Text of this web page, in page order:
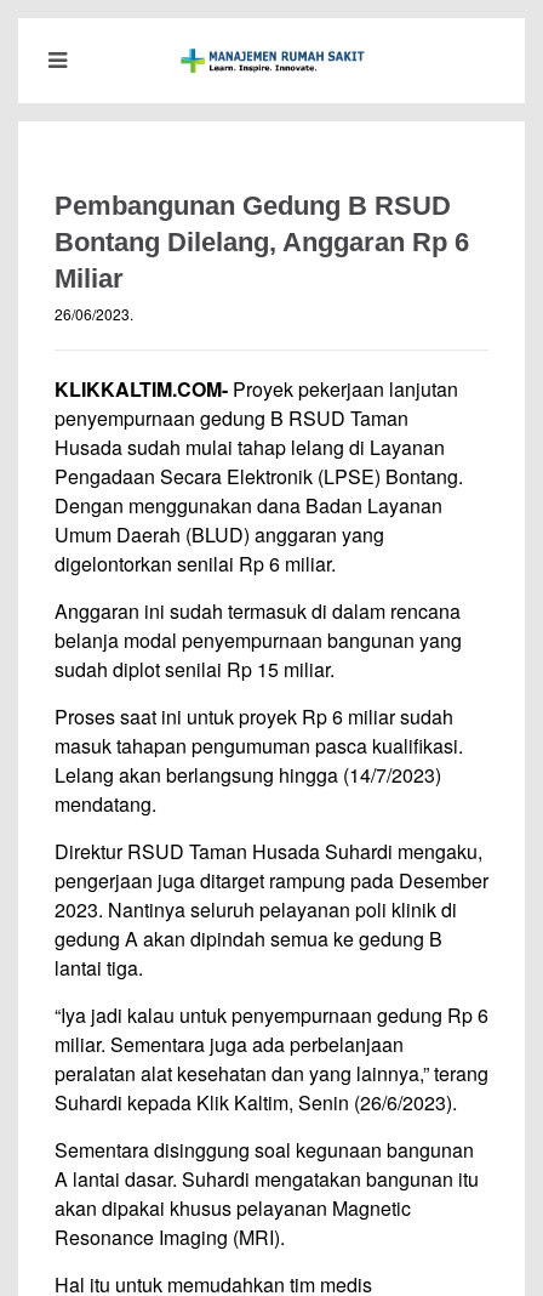
Pembangunan Gedung B RSUD
Bontang Dilelang, Anggaran Rp 6
Miliar
26/06/2023.
KLIKKALTIM.COM- Proyek pekerjaan lanjutan
penyempurnaan gedung B RSUD Taman
Husada sudah mulai tahap lelang di Layanan
Pengadaan Secara Elektronik (LPSE) Bontang.
Dengan menggunakan dana Badan Layanan
Umum Daerah (BLUD) anggaran yang
digelontorkan senilai Rp 6 miliar.
Anggaran ini sudah termasuk di dalam rencana
belanja modal penyempurnaan bangunan yang
sudah diplot senilai Rp 15 miliar.
Proses saat ini untuk proyek Rp 6 miliar sudah
masuk tahapan pengumuman pasca kualifikasi.
Lelang akan berlangsung hingga (14/7/2023)
mendatang.
Direktur RSUD Taman Husada Suhardi mengaku,
pengerjaan juga ditarget rampung pada Desember
2023. Nantinya seluruh pelayanan poli klinik di
gedung A akan dipindah semua ke gedung B
lantai tiga.
“Iya jadi kalau untuk penyempurnaan gedung Rp 6
miliar. Sementara juga ada perbelanjaan
peralatan alat kesehatan dan yang lainnya,” terang
Suhardi kepada Klik Kaltim, Senin (26/6/2023).
Sementara disinggung soal kegunaan bangunan
A lantai dasar. Suhardi mengatakan bangunan itu
akan dipakai khusus pelayanan Magnetic
Resonance Imaging (MRI).
Hal itu untuk memudahkan tim medis